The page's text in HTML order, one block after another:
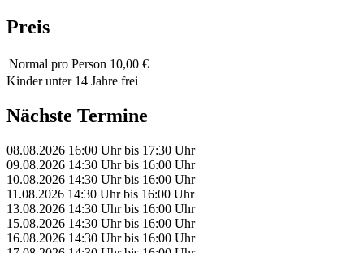
Preis
Normal pro Person 10,00 €
Kinder unter 14 Jahre frei
Nächste Termine
08.08.2026 16:00 Uhrbis 17:30 Uhr
09.08.2026 14:30 Uhrbis 16:00 Uhr
10.08.2026 14:30 Uhrbis 16:00 Uhr
11.08.2026 14:30 Uhrbis 16:00 Uhr
13.08.2026 14:30 Uhrbis 16:00 Uhr
15.08.2026 14:30 Uhrbis 16:00 Uhr
16.08.2026 14:30 Uhrbis 16:00 Uhr